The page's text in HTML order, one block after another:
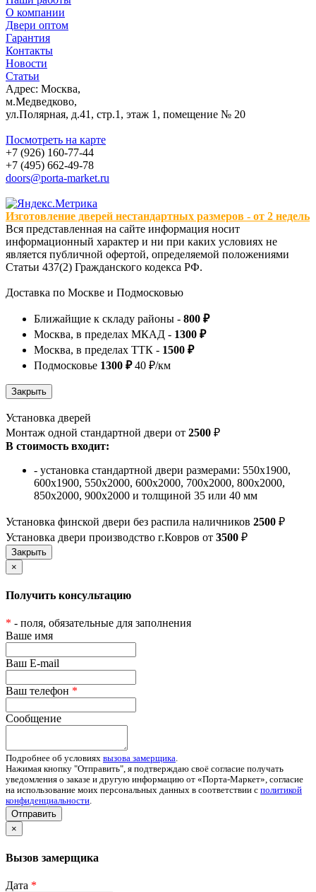
О компании
Двери оптом
Гарантия
Контакты
Новости
Статьи
Адрес: Москва,
м.Медведково,
ул.Полярная, д.41, стр.1, этаж 1, помещение № 20
Посмотреть на карте
+7 (926) 160-77-44
+7 (495) 662-49-78
doors@porta-market.ru
Изготовление дверей нестандартных размеров - от 2 недель
Вся представленная на сайте информация носит
информационный характер и ни при каких условиях не
является публичной офертой, определяемой положениями
Статьи 437(2) Гражданского кодекса РФ.
Доставка по Москве и Подмосковью
Ближайщие к складу районы - 800 ₽
Москва, в пределах МКАД - 1300 ₽
Москва, в пределах ТТК - 1500 ₽
Подмосковье 1300 ₽40 ₽/км
Установка дверей
Монтаж одной стандартной двери от 2500 ₽
В стоимость входит:
- установка стандартной двери размерами: 550х1900,
600х1900, 550х2000, 600х2000, 700х2000, 800х2000,
850х2000, 900х2000 и толщиной 35 или 40 мм
Установка финской двери без распила наличников 2500 ₽
Установка двери производство г.Ковров от 3500 ₽
×
Получить консультацию
* - поля, обязательные для заполнения
Ваше имя
Ваш E-mail
Ваш телефон *
Сообщение
Подробнее об условиях вызова замерщика.
Нажимая кнопку "Отправить", я подтверждаю своё согласие получать
уведомления о заказе и другую информацию от «Порта-Маркет», согласие
на использование моих персональных данных в соответствии с политикой
конфиденциальности.
Отправить
×
Вызов замерщика
Дата *